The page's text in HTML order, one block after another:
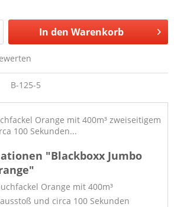
In den Warenkorb
B-125-5
Orange mit 400m³ zweiseitigem
100 Sekunden...
"Blackboxx Jumbo
Orange mit 400m³
und circa 100 Sekunden